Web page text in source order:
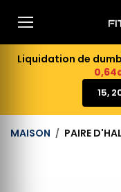
CONTE
NU
Liquidation de
15,
MAISON PAIRE